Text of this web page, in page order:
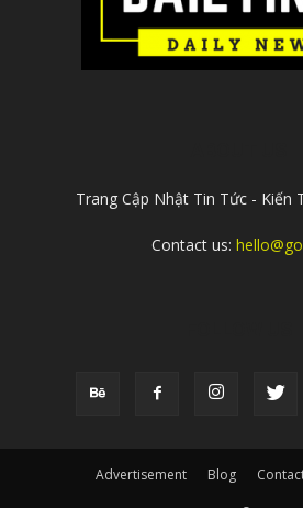
Trang Cập Nhật Tin Tức - Kiến
Contact us:
Advertisement Blog